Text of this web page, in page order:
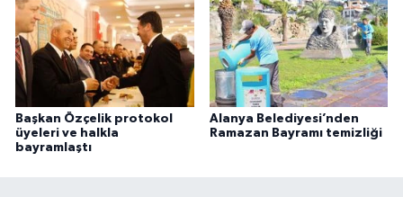
Başkan Özçelik protokol
üyeleri ve halkla
bayramlaştı
Alanya Belediyesi’nden
Ramazan Bayramı temizliği